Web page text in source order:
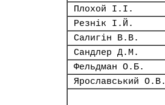
Плохой І.І.
Резнік І.Й.
Салигін В.В.
Сандлер Д.М.
Фельдман О.Б.
Ярославський О.В.